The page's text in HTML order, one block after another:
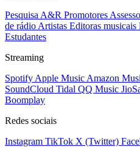
Pesquisa A&R Promotores
de rádio Artistas Editoras musicais
Estudantes
Streaming
Spotify Apple Music Amazon
SoundCloud Tidal QQ Music
Boomplay
Redes sociais
Instagram TikTok X (Twitter)